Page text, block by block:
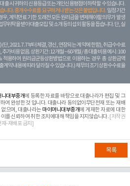
출 시 귀하의 신용등급 또는 개인신용평점이 하락할 수 있습니다.
니다. 중개수수료를 요구하거나 받는 것은 불법입니다. 일정 기간
, 계약만료 기한 도래전 모든 원리금을 변제해야할 의무가 발생
위탁을 받아 대출모집 및 소개 등의 섭외 활동을 돕습니다. 단, 실
단, 2021. 7. 7부터 체결, 갱신, 연장되는 계 약에 한함), 취급수수료
가비용 없음. 상환기간 : 12개월 ~ 60개월 / 총 대출 비용 예시 : 100
용하여 원리금균등상환방법으로 이용하는 경우 총 상환금액
계약 내용에 따라 달라질 수 있습니다.) 채무의 조기 상환수수료율
니대부중개에 등록한 자료를 바탕으로 대출나라가 편집 및 그
여 완성한 것 입니다. 대출나라 동의없이무단전재 또는 재배
으며, 대출나라는 마이머니대부중개에 게재한 자료에 대한
를 신뢰하여 취한 조치에대해 책임을 지지않습니다. [저작권
재-재배포 금지]
목록